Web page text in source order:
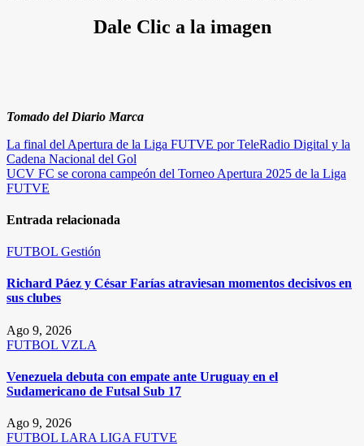
Dale Clic a la imagen
Tomado del Diario Marca
Navegación
de
entradas
La final del Apertura de la Liga FUTVE por TeleRadio Digital y la
Cadena Nacional del Gol
UCV FC se corona campeón del Torneo Apertura 2025 de la Liga
FUTVE
Entrada relacionada
FUTBOL Gestión
Richard Páez y César Farías atraviesan momentos decisivos en
sus clubes
Ago 9, 2026
FUTBOL VZLA
Venezuela debuta con empate ante Uruguay en el
Sudamericano de Futsal Sub 17
Ago 9, 2026
FUTBOL LARA LIGA FUTVE